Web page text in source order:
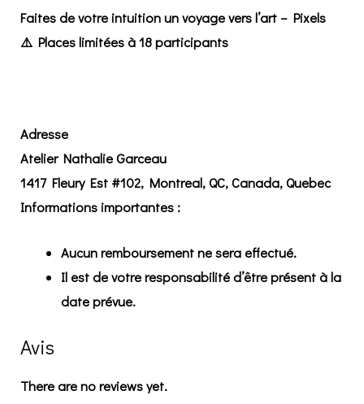
Faites de votre intuition un voyage vers l’art – Pixels
⚠️ Places limitées à 18 participants
Adresse
Atelier Nathalie Garceau
1417 Fleury Est #102, Montreal, QC, Canada, Quebec
Informations importantes :
Aucun remboursement ne sera effectué.
Il est de votre responsabilité d’être présent à la
date prévue.
Avis
There are no reviews yet.